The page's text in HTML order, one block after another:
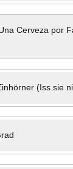
Cerveza por
(Iss sie